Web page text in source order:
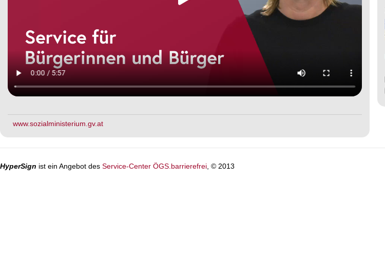
www.sozialministerium.gv.at
HyperSign ist ein Angebot des Service-Center ÖGS.barrierefrei, © 2013